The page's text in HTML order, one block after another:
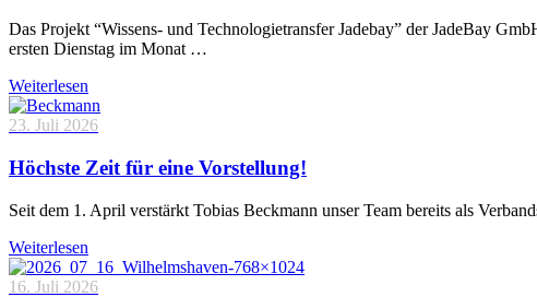
Das Projekt “Wissens- und Technologietransfer Jadebay” der JadeBay
ersten Dienstag im Monat …
Weiterlesen
23. Juli 2026
Höchste Zeit für eine Vorstellung!
Seit dem 1. April verstärkt Tobias Beckmann unser Team bereits als
Weiterlesen
16. Juli 2026